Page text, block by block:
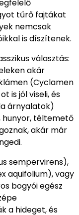
tűrő fajtákat
nemcsak
is díszítenek.
választás:
akár
(Cyclamen
is jól viseli, és
árnyalatok)
hunyor, téltemető
akár már
sempervirens),
aquifolium), vagy
bogyói egész
a hideget, és